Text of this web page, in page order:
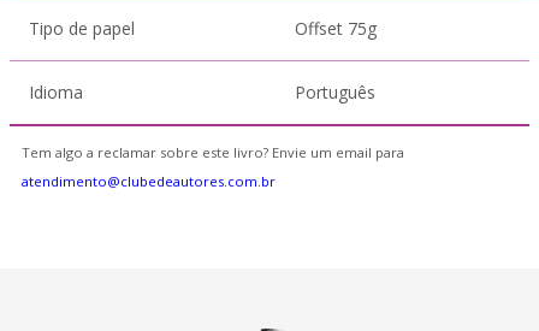
Tipo de papel Offset 75g
Idioma Português
Tem algo a reclamar sobre este livro? Envie um email para
atendimento@clubedeautores.com.br